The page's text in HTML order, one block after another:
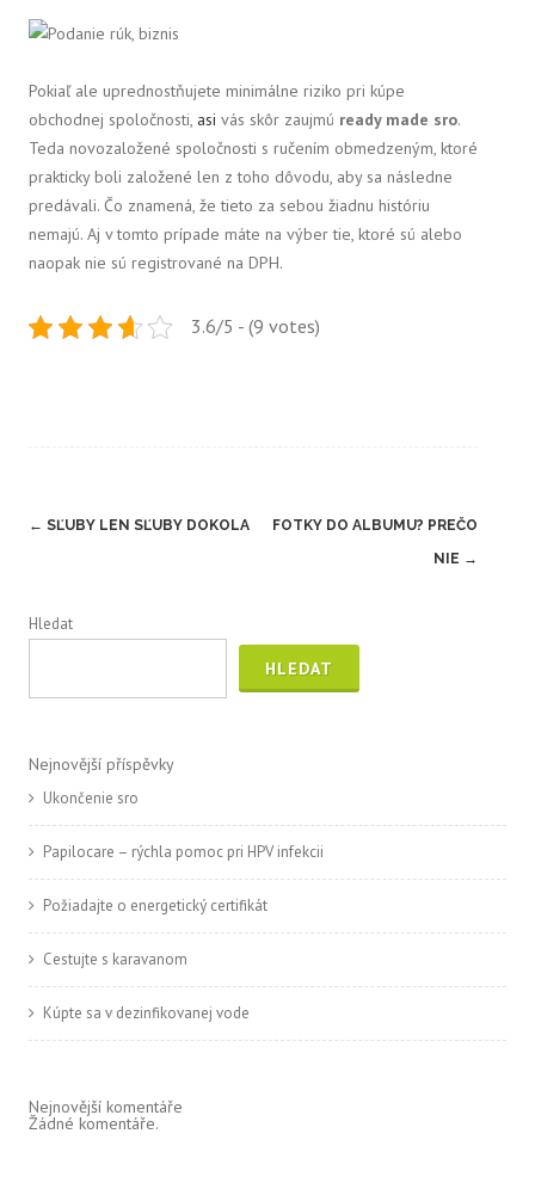
Pokiaľ ale uprednostňujete minimálne riziko pri kúpe
obchodnej spoločnosti, asi vás skôr zaujmú ready made sro.
Teda novozaložené spoločnosti s ručením obmedzeným, ktoré
prakticky boli založené len z toho dôvodu, aby sa následne
predávali. Čo znamená, že tieto za sebou žiadnu históriu
nemajú. Aj v tomto prípade máte na výber tie, ktoré sú alebo
naopak nie sú registrované na DPH.
3.6/5 - (9 votes)
Post
← SĽUBY LEN SĽUBY DOKOLA
FOTKY DO ALBUMU? PREČO
NIE →
Hledat
HLEDAT
Nejnovější příspěvky
Ukončenie sro
Papilocare – rýchla pomoc pri HPV infekcii
Požiadajte o energetický certifikát
Cestujte s karavanom
Kúpte sa v dezinfikovanej vode
Nejnovější komentáře
Žádné komentáře.